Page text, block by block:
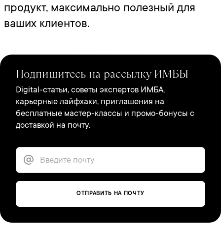
продукт, максимально полезный для
ваших клиентов.
Подпишитесь на рассылку ИМБЫ
Digital-статьи, советы экспертов ИМБА,
карьерные лайфхаки, приглашения на
бесплатные мастер-классы и промо-бонусы с
доставкой на почту.
ОТПРАВИТЬ НА ПОЧТУ